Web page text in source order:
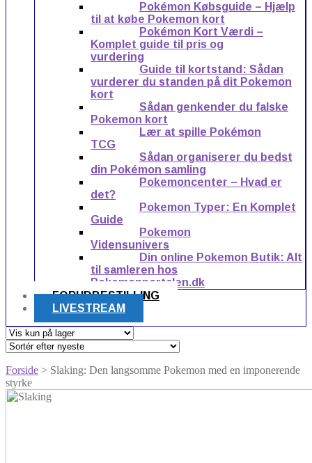
Pokémon Købsguide – Hjælp
til at købe Pokemon kort
Pokémon Kort Værdi –
Komplet guide til pris og
vurdering
Guide til kortstand: Sådan
vurderer du standen på dit Pokemon
kort
Sådan genkender du falske
Pokemon kort
Lær at spille Pokémon
TCG
Sådan organiserer du bedst
din Pokémon samling
Pokemoncenter – Hvad er
det?
Pokemon Typer: En Komplet
Guide
Pokemon
Vidensunivers
Din online Pokemon Butik: Alt
til samleren hos
Pokemonportalen.dk
FORUDBESTILLING
LIVESTREAM
Forside > Slaking: Den langsomme Pokemon med en imponerende
styrke